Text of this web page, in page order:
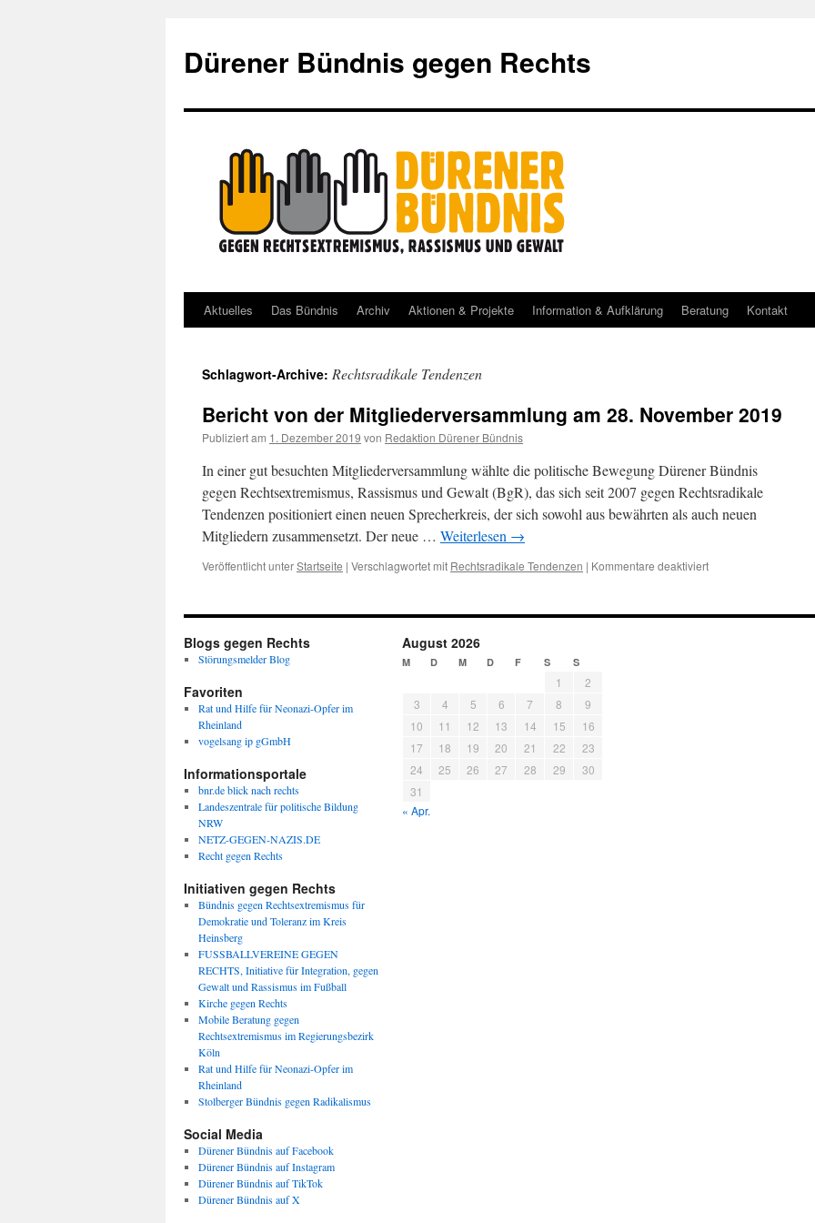
Dürener Bündnis gegen Rechts
Zum
springen
Aktuelles Das Bündnis Archiv Aktionen & Projekte Information & Aufklärung Beratung Kontakt
Schlagwort-Archive: Rechtsradikale Tendenzen
Bericht von der Mitgliederversammlung am 28. November 2019
Publiziert am 1. Dezember 2019 von Redaktion Dürener Bündnis
In einer gut besuchten Mitgliederversammlung wählte die politische Bewegung Dürener Bündnis
gegen Rechtsextremismus, Rassismus und Gewalt (BgR), das sich seit 2007 gegen Rechtsradikale
Tendenzen positioniert einen neuen Sprecherkreis, der sich sowohl aus bewährten als auch neuen
Mitgliedern zusammensetzt. Der neue … Weiterlesen →
Veröffentlicht unterStartseite | Verschlagwortet mit Rechtsradikale Tendenzen | Kommentare deaktiviertfür
der
Blogs gegen Rechts
Störungsmelder Blog
Favoriten
Rat und Hilfe für Neonazi-Opfer im
Rheinland
vogelsang ip gGmbH
Informationsportale
bnr.de blick nach rechts
Landeszentrale für politische Bildung
NRW
NETZ-GEGEN-NAZIS.DE
Recht gegen Rechts
Initiativen gegen Rechts
Bündnis gegen Rechtsextremismus für
Demokratie und Toleranz im Kreis
Heinsberg
FUSSBALLVEREINE GEGEN
RECHTS, Initiative für Integration, gegen
Gewalt und Rassismus im Fußball
Kirche gegen Rechts
Mobile Beratung gegen
Rechtsextremismus im Regierungsbezirk
Köln
Rat und Hilfe für Neonazi-Opfer im
Rheinland
Stolberger Bündnis gegen Radikalismus
Social Media
Dürener Bündnis auf Facebook
Dürener Bündnis auf Instagram
Dürener Bündnis auf TikTok
Dürener Bündnis auf X
August 2026
M D M D F S S
1
2
3
4 5 6 7 8
9
10
11 12 13 14 15
16
17
18 19 20 21 22
23
24
25 26 27 28 29
30
31
« Apr.